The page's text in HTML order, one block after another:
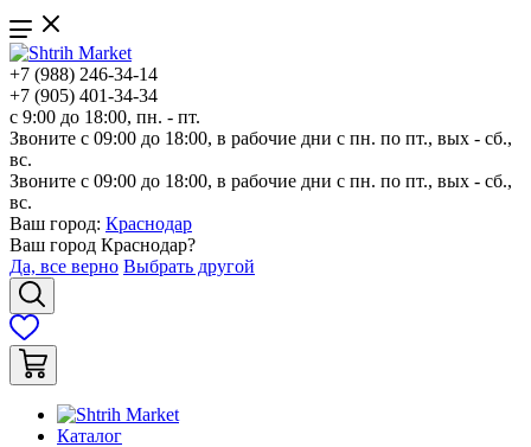
+7 (988) 246-34-14
+7 (905) 401-34-34
с 9:00 до 18:00, пн. - пт.
Звоните с 09:00 до 18:00, в рабочие дни с пн. по пт., вых - сб.,
вс.
Звоните с 09:00 до 18:00, в рабочие дни с пн. по пт., вых - сб.,
вс.
Ваш город: Краснодар
Ваш город Краснодар?
Да, все верно Выбрать другой
Каталог